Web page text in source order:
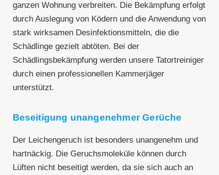
ganzen Wohnung verbreiten. Die Bekämpfung erfolgt
durch Auslegung von Ködern und die Anwendung von
stark wirksamen Desinfektionsmitteln, die die
Schädlinge gezielt abtöten. Bei der
Schädlingsbekämpfung werden unsere Tatortreiniger
durch einen professionellen Kammerjäger
unterstützt.
Beseitigung unangenehmer Gerüche
Der Leichengeruch ist besonders unangenehm und
hartnäckig. Die Geruchsmoleküle können durch
Lüften nicht beseitigt werden, da sie sich auch an